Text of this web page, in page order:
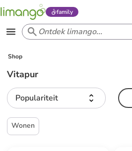
family
Shop
Vitapur
Populariteit
Wonen